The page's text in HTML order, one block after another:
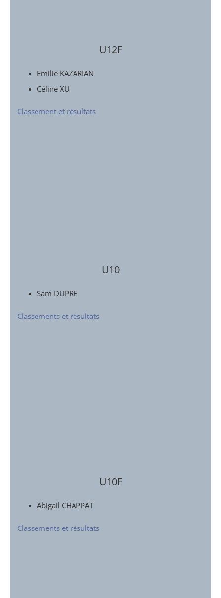
U12F
Emilie KAZARIAN
Céline XU
Classement et résultats
U10
Sam DUPRE
Classements et résultats
U10F
Abigail CHAPPAT
Classements et résultats